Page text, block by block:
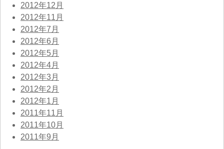
2012年12月
2012年11月
2012年7月
2012年6月
2012年5月
2012年4月
2012年3月
2012年2月
2012年1月
2011年11月
2011年10月
2011年9月